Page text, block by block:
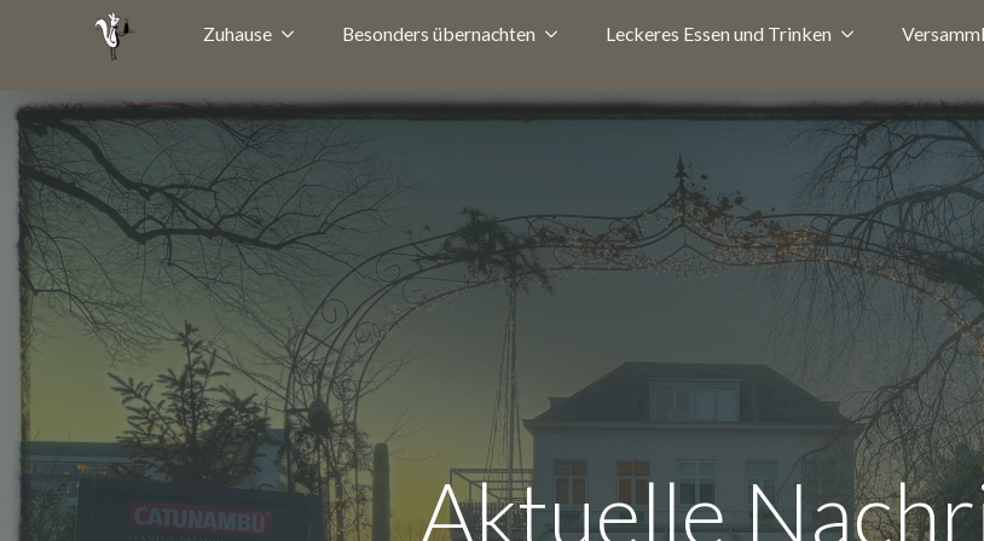
Zuhause Besonders übernachten Leckeres Essen und Trinken
Aktuelle